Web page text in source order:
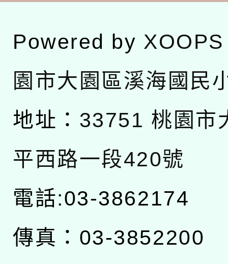
Powered by XOOPS
園市大園區溪海國民
地址： 33751 桃園市
平西路一段420號
電話:03-3862174
傳真：03-3852200